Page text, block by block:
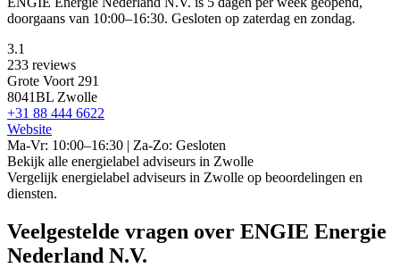
doorgaans van 10:00–16:30. Gesloten op zaterdag en zondag.
3.1
233 reviews
Grote Voort 291
8041BL Zwolle
+31 88 444 6622
Website
Ma-Vr: 10:00–16:30 | Za-Zo: Gesloten
Bekijk alle energielabel adviseurs in Zwolle
Vergelijk energielabel adviseurs in Zwolle op beoordelingen en
diensten.
Veelgestelde vragen over ENGIE Energie
Nederland N.V.